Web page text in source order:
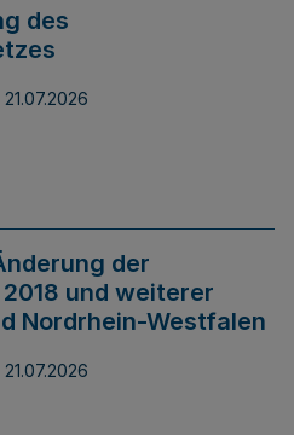
des
21.07.2026
der
und weiterer
Nordrhein-Westfalen
21.07.2026